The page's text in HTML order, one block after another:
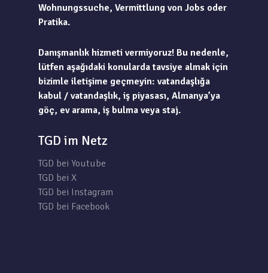
Wohnungssuche, Vermittlung von Jobs oder
Pratika.
Danışmanlık hizmeti vermiyoruz! Bu nedenle,
lütfen aşağıdaki konularda tavsiye almak için
bizimle iletişime geçmeyin: vatandaşlığa
kabul / vatandaşlık, iş piyasası, Almanya’ya
göç, ev arama, iş bulma veya staj.
TGD im Netz
TGD bei Youtube
TGD bei X
TGD bei Instagram
TGD bei Facebook